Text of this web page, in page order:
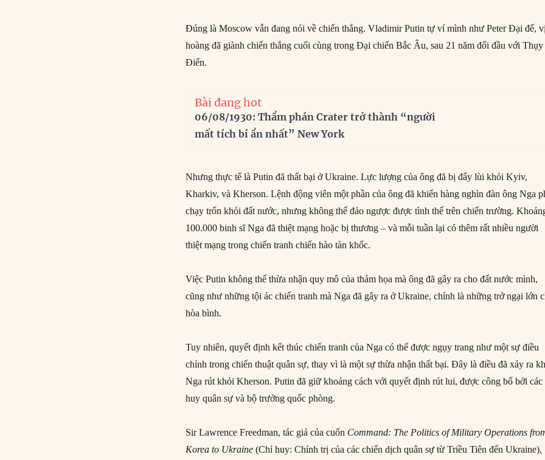
Đúng là Moscow vẫn đang nói về chiến thắng. Vladimir Putin tự ví mình như Peter Đại đế,
hoàng đã giành chiến thắng cuối cùng trong Đại chiến Bắc Âu, sau 21 năm đối đầu với Thụy
Điển.
Bài đang hot
06/08/1930: Thẩm phán Crater trở thành “người
mất tích bí ẩn nhất” New York
Nhưng thực tế là Putin đã thất bại ở Ukraine. Lực lượng của ông đã bị đẩy lùi khỏi Kyiv,
Kharkiv, và Kherson. Lệnh động viên một phần của ông đã khiến hàng nghìn đàn ông Nga
chạy trốn khỏi đất nước, nhưng không thể đảo ngược được tình thế trên chiến trường.
100.000 binh sĩ Nga đã thiệt mạng hoặc bị thương – và mỗi tuần lại có thêm rất nhiều người
thiệt mạng trong chiến tranh chiến hào tàn khốc.
Việc Putin không thể thừa nhận quy mô của thảm họa mà ông đã gây ra cho đất nước mình,
cũng như những tội ác chiến tranh mà Nga đã gây ra ở Ukraine, chính là những trở ngại lớn
hòa bình.
Tuy nhiên, quyết định kết thúc chiến tranh của Nga có thể được ngụy trang như một sự điều
chỉnh trong chiến thuật quân sự, thay vì là một sự thừa nhận thất bại. Đây là điều đã xảy ra
Nga rút khỏi Kherson. Putin đã giữ khoảng cách với quyết định rút lui, được công bố bởi các
huy quân sự và bộ trưởng quốc phòng.
Sir Lawrence Freedman, tác giả của cuốn Command: The Politics of Military Operations
Korea to Ukraine(Chỉ huy: Chính trị của các chiến dịch quân sự từ Triều Tiên đến Ukraine),